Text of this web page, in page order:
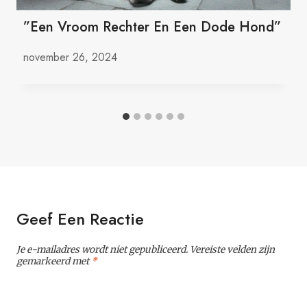
”Een Vroom Rechter En Een Dode Hond”
november 26, 2024
Geef Een Reactie
Je e-mailadres wordt niet gepubliceerd. Vereiste velden zijn
gemarkeerd met*